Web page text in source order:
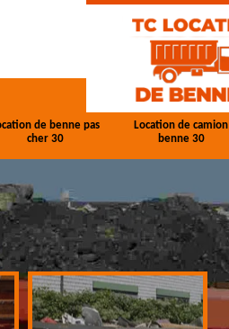
de benne pas
cher 30
Location de camion
benne 30